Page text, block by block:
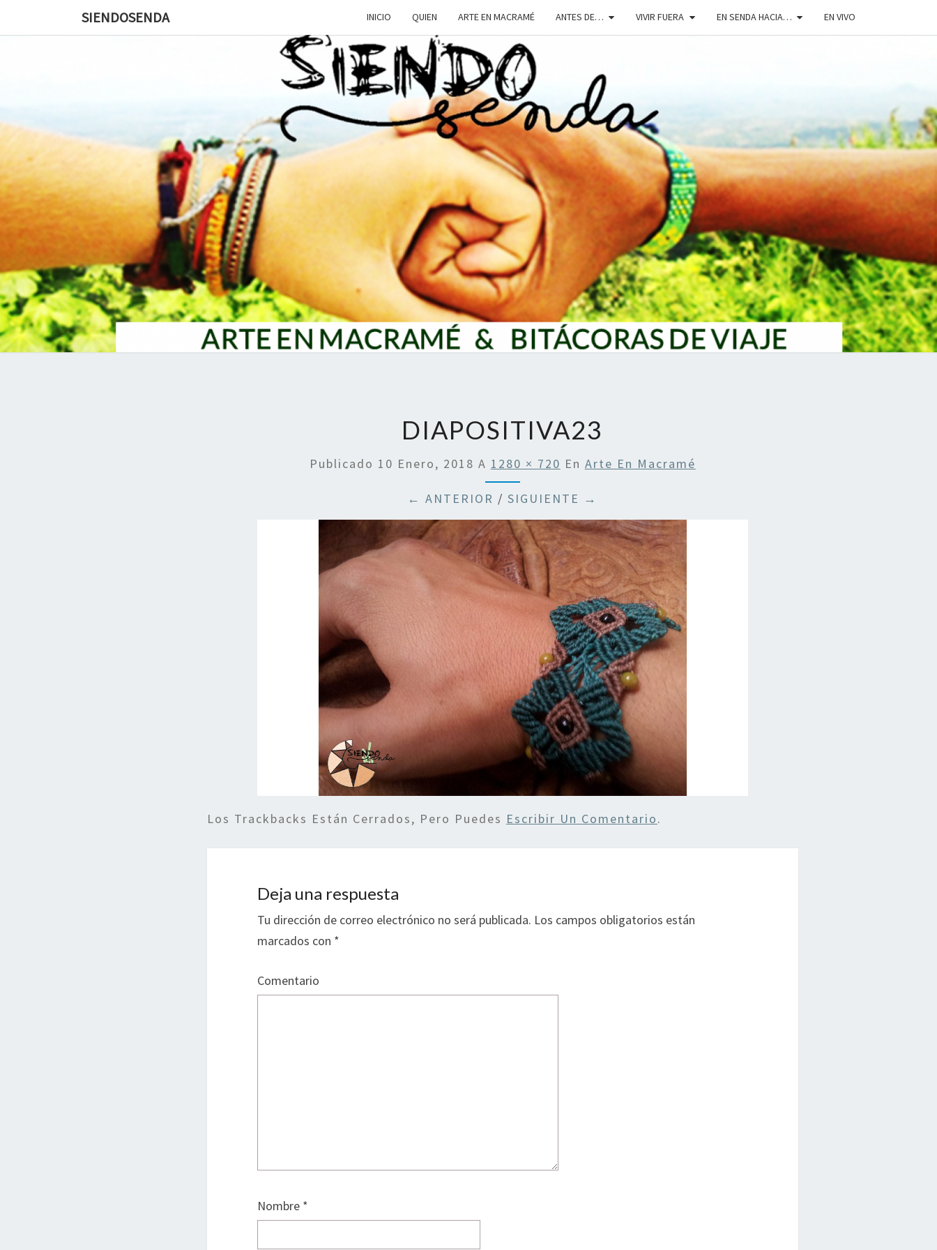
SIENDOSENDA INICIO QUIEN ARTE EN MACRAMÉ ANTES DE… VIVIR FUERA EN SENDA HACIA… EN VIVO
SIENDOSENDA
DIAPOSITIVA23
Publicado 10 Enero, 2018 A 1280 × 720 En Arte En Macramé
← ANTERIOR /SIGUIENTE →
Los Trackbacks Están Cerrados, Pero Puedes Escribir Un Comentario.
Deja una respuesta
Tu dirección de correo electrónico no será publicada. Los campos obligatorios están
marcados con *
Comentario
Nombre *